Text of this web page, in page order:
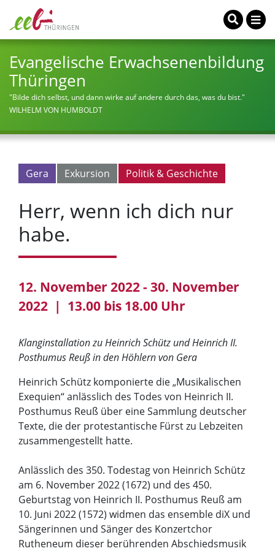
Evangelische Erwachsenenbildung
Thüringen
"Bilde dich selbst, und dann wirke auf andere durch das, was du bist."
WILHELM VON HUMBOLDT
Gera Exkursion Politik & Geschichte
Herr, wenn ich dich nur
habe.
12. November 2022 - 30. November
2022 | 13.00 bis 18.00 Uhr
Klanginstallation zu Heinrich Schütz und Heinrich II.
Posthumus Reuß in den Höhlern von Gera
Heinrich Schütz komponierte die „Musikalischen
Exequien“ anlässlich des Todes von Heinrich II.
Posthumus Reuß über eine Sammlung deutscher
Texte, die der protestantische Fürst zu Lebzeiten
zusammengestellt hatte.
Anlässlich des 350. Todestag von Heinrich Schütz
am 6. November 2022 (1672) und des 450.
Geburtstag von Heinrich II. Posthumus Reuß am
10. Juni 2022 (1572) widmen das ensemble diX und
Sängerinnen und Sänger des Konzertchor
Rutheneum dieser berührenden Abschiedsmusik